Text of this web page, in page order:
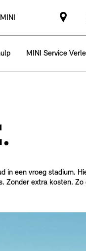
Vind
een
MINI Service
in een vroeg stadium.
Zonder extra kosten. Zo